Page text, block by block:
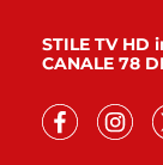
STILE TV HD
CANALE 78